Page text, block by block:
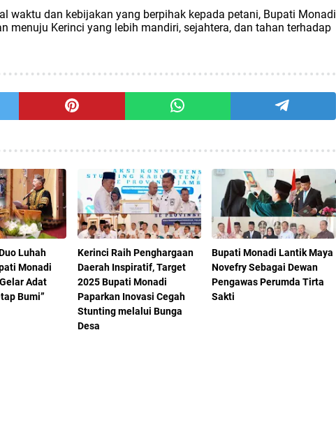
waktu dan kebijakan yang berpihak kepada petani, Bupati Monadi
menuju Kerinci yang lebih mandiri, sejahtera, dan tahan terhadap
Luhah
Monadi
Adat
Bumi”
Kerinci Raih Penghargaan
Daerah Inspiratif, Target
2025 Bupati Monadi
Paparkan Inovasi Cegah
Stunting melalui Bunga
Desa
Bupati Monadi Lantik Maya
Novefry Sebagai Dewan
Pengawas Perumda Tirta
Sakti